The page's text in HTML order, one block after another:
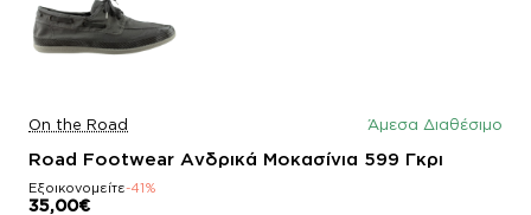
On the Road Άμεσα Διαθέσιμο
Road Footwear Ανδρικά Μοκασίνια 599 Γκρι
Εξοικονομείτε-41%
35,00€